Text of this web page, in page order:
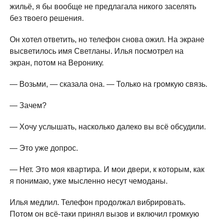
жильё, я бы вообще не предлагала никого заселять
без твоего решения.
Он хотел ответить, но телефон снова ожил. На экране
высветилось имя Светланы. Илья посмотрел на
экран, потом на Веронику.
— Возьми, — сказала она. — Только на громкую связь.
— Зачем?
— Хочу услышать, насколько далеко вы всё обсудили.
— Это уже допрос.
— Нет. Это моя квартира. И мои двери, к которым, как
я понимаю, уже мысленно несут чемоданы.
Илья медлил. Телефон продолжал вибрировать.
Потом он всё-таки принял вызов и включил громкую